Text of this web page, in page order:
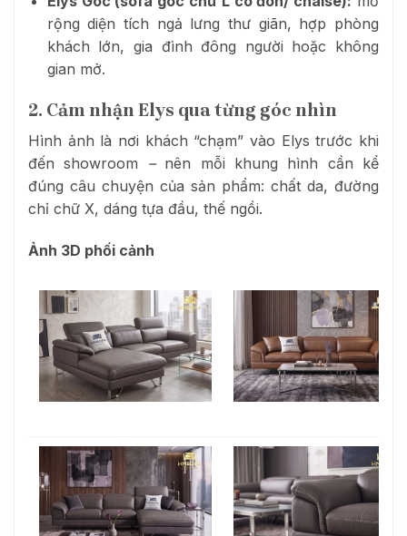
rộng diện tích ngả lưng thư giãn, hợp phòng
khách lớn, gia đình đông người hoặc không
gian mở.
2. Cảm nhận Elys qua từng góc nhìn
Hình ảnh là nơi khách “chạm” vào Elys trước khi
đến showroom –nên mỗi khung hình cần kể
đúng câu chuyện của sản phẩm: chất da, đường
chỉ chữ X, dáng tựa đầu, thế ngồi.
Ảnh 3D phối cảnh